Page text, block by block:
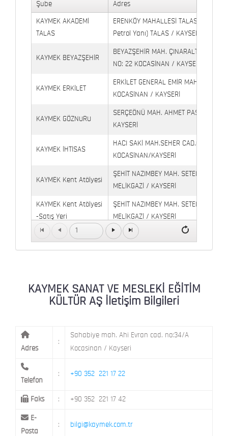
Şube Adres
KAYMEK AKADEMİ
TALAS
ERENKÖY MAHALLESİ TALAS
Petrol Yanı) TALAS / KAYSERİ
KAYMEK BEYAZŞEHİR
BEYAZŞEHİR MAH. ÇINARALTI
NO: 22 KOCASİNAN / KAYSERİ
KAYMEK ERKİLET
ERKİLET GENERAL EMİR MAH.
KOCASİNAN / KAYSERİ
KAYMEK GÖZNURU
SERÇEÖNÜ MAH. AHMET PAŞA CAD.
KAYSERİ
KAYMEK İHTİSAS
HACI SAKİ MAH.SEHER CAD.(6009
KOCASİNAN/KAYSERİ
KAYMEK Kent Atölyesi
ŞEHİT NAZIMBEY MAH. SETENÖNÜ
MELİKGAZİ / KAYSERİ
KAYMEK Kent Atölyesi
-Satış Yeri
ŞEHİT NAZIMBEY MAH. SETENÖNÜ
MELİKGAZİ / KAYSERİ
Kaymek Köşk Sosyal
Köşk Mahallesi, Orgeneral Eşref Bitlis
KAYMEK SÜMER MEVLANA MAH. 8. CAD. NO: 28
MİMARSİNAN DEMOKRASİ MAH. FATİN
1
KAYMEK SANAT VE MESLEKİ EĞİTİM
KÜLTÜR AŞ İletişim Bilgileri
Adres
:
Sahabiye mah. Ahi Evran cad. no:34/A
Kocasinan / Kayseri
Telefon
: +90 352 221 17 22
Faks : +90 352 221 17 42
E-
Posta
: bilgi@kaymek.com.tr